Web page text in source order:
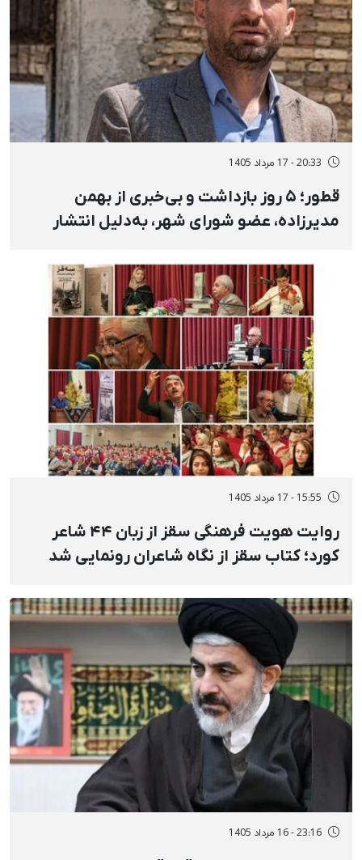
20:33 - 17 مرداد 1405
قطور؛ ۵ روز بازداشت و بی‌خبری از بهمن
مدیرزاده، عضو شورای شهر، به‌دلیل انتشار
15:55 - 17 مرداد 1405
روایت هویت فرهنگی سقز از زبان ۴۴ شاعر
کورد؛ کتاب سقز از نگاه شاعران رونمایی شد
23:16 - 16 مرداد 1405